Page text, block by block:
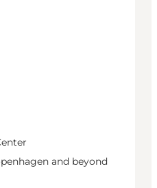
and beyond